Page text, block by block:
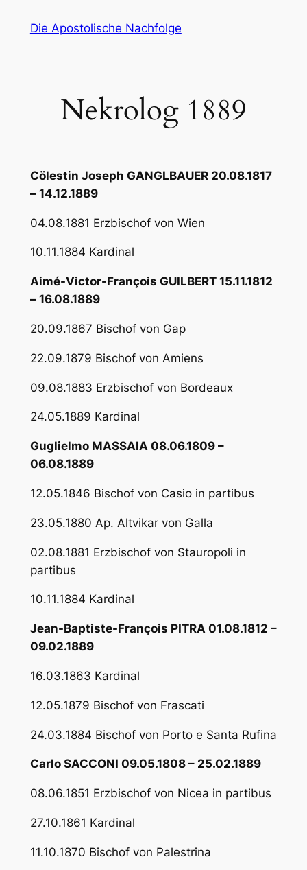
InhaltDie Apostolische Nachfolge
Nekrolog 1889
Cölestin Joseph GANGLBAUER 20.08.1817
– 14.12.1889
04.08.1881 Erzbischof von Wien
10.11.1884 Kardinal
Aimé-Victor-François GUILBERT 15.11.1812
– 16.08.1889
20.09.1867 Bischof von Gap
22.09.1879 Bischof von Amiens
09.08.1883 Erzbischof von Bordeaux
24.05.1889 Kardinal
Guglielmo MASSAIA 08.06.1809 –
06.08.1889
12.05.1846 Bischof von Casio in partibus
23.05.1880 Ap. Altvikar von Galla
02.08.1881 Erzbischof von Stauropoli in
partibus
10.11.1884 Kardinal
Jean-Baptiste-François PITRA 01.08.1812 –
09.02.1889
16.03.1863 Kardinal
12.05.1879 Bischof von Frascati
24.03.1884 Bischof von Porto e Santa Rufina
Carlo SACCONI 09.05.1808 – 25.02.1889
08.06.1851 Erzbischof von Nicea in partibus
27.10.1861 Kardinal
11.10.1870 Bischof von Palestrina